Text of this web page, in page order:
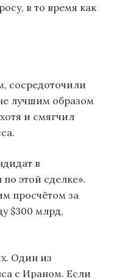
в то время как
сосредоточили
лучшим образом
и смягчил
в
этой сделке».
просчётом за
$300 млрд,
Один из
с Ираном. Если